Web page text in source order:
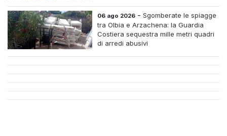
06 ago 2026 -Sgomberate le spiagge
tra Olbia e Arzachena: la Guardia
Costiera sequestra mille metri quadri
di arredi abusivi